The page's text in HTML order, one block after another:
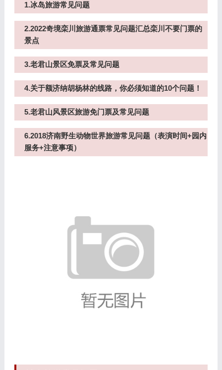
1.冰岛旅游常见问题
2.2022奇境栾川旅游通票常见问题汇总栾川不要门票的
景点
3.老君山景区免票及常见问题
4.关于额济纳胡杨林的线路，你必须知道的10个问题！
5.老君山风景区旅游免门票及常见问题
6.2018济南野生动物世界旅游常见问题（表演时间+园内
服务+注意事项）